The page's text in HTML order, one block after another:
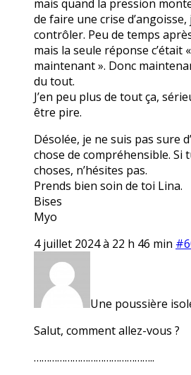
mais quand la pression
de faire une crise
contrôler. Peu de temps
mais la seule réponse c’était
maintenant ». Donc
du tout.
J’en peu plus de tout ça,
être pire.
Désolée, je ne suis pas sure
chose de compréhensible. Si
choses, n’hésites pas.
Prends bien soin de toi Lina.
Bises
Myo
4 juillet 2024 à 22 h 46 min
Une poussière
Salut, comment allez-vous ?
………………………………………..